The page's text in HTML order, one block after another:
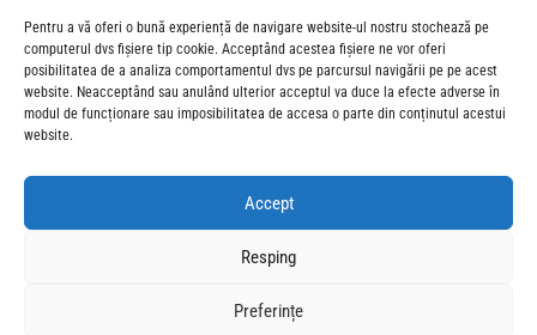
Pentru a vă oferi o bună experiență de navigare website-ul nostru stochează pe
computerul dvs fișiere tip cookie. Acceptând acestea fișiere ne vor oferi
posibilitatea de a analiza comportamentul dvs pe parcursul navigării pe pe acest
website. Neacceptând sau anulând ulterior acceptul va duce la efecte adverse în
modul de funcționare sau imposibilitatea de accesa o parte din conținutul acestui
website.
Accept
Resping
Preferințe
„This is the way”: gala de lansare în România a filmului „The
Mandalorian and Grogu”
“The Mandalorian and Grogu”: asta e calea… către
cinematografe!